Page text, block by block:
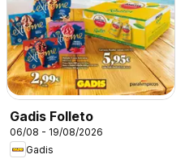
Gadis Folleto
06/08 - 19/08/2026
Gadis